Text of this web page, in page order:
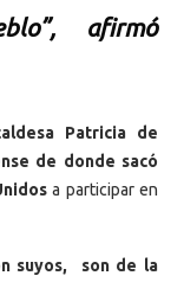
afirmó
Patricia de
de donde sacó
a participar en
suyos, son de la